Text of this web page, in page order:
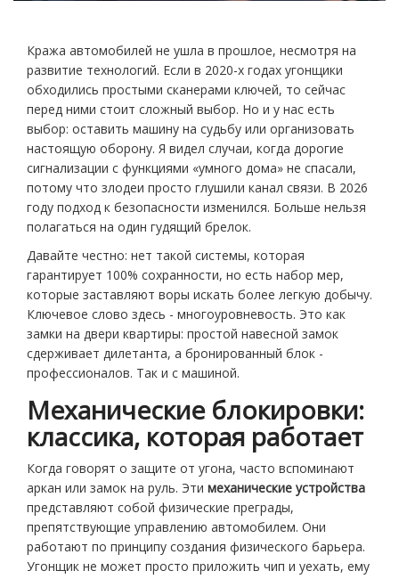
Кража автомобилей не ушла в прошлое, несмотря на
развитие технологий. Если в 2020-х годах угонщики
обходились простыми сканерами ключей, то сейчас
перед ними стоит сложный выбор. Но и у нас есть
выбор: оставить машину на судьбу или организовать
настоящую оборону. Я видел случаи, когда дорогие
сигнализации с функциями «умного дома» не спасали,
потому что злодеи просто глушили канал связи. В 2026
году подход к безопасности изменился. Больше нельзя
полагаться на один гудящий брелок.
Давайте честно: нет такой системы, которая
гарантирует 100% сохранности, но есть набор мер,
которые заставляют воры искать более легкую добычу.
Ключевое слово здесь - многоуровневость. Это как
замки на двери квартиры: простой навесной замок
сдерживает дилетанта, а бронированный блок -
профессионалов. Так и с машиной.
Механические блокировки:
классика, которая работает
Когда говорят о защите от угона, часто вспоминают
аркан или замок на руль. Эти механические устройства
представляют собой физические преграды,
препятствующие управлению автомобилем. Они
работают по принципу создания физического барьера.
Угонщик не может просто приложить чип и уехать, ему